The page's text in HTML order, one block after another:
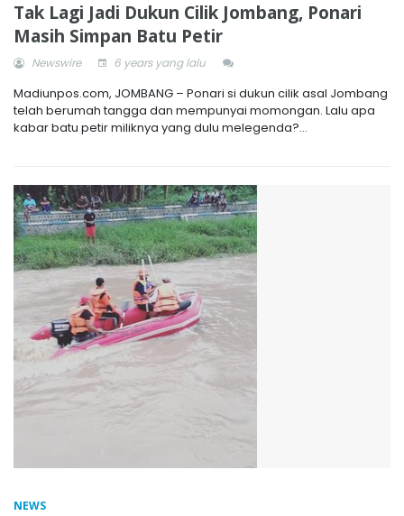
Tak Lagi Jadi Dukun Cilik Jombang, Ponari
Masih Simpan Batu Petir
Newswire 6 years yang lalu
Madiunpos.com, JOMBANG – Ponari si dukun cilik asal Jombang
telah berumah tangga dan mempunyai momongan. Lalu apa
kabar batu petir miliknya yang dulu melegenda?...
NEWS